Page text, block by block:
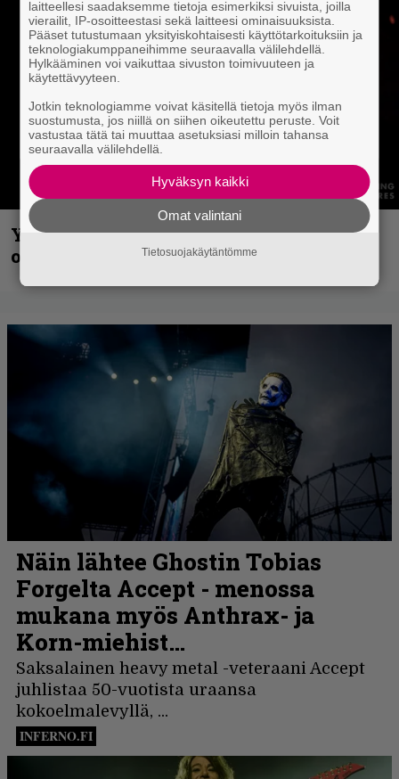
Yngwie Malmsteen iskee jälleen – Now
or Never -single tulevalta levyltä julki
laitteellesi saadaksemme tietoja esimerkiksi sivuista, joilla
vierailit, IP-osoitteestasi sekä laitteesi ominaisuuksista.
Pääset tutustumaan yksityiskohtaisesti käyttötarkoituksiin ja
teknologiakumppaneihimme seuraavalla välilehdellä.
Hylkääminen voi vaikuttaa sivuston toimivuuteen ja
käytettävyyteen.
Jotkin teknologiamme voivat käsitellä tietoja myös ilman
suostumusta, jos niillä on siihen oikeutettu peruste. Voit
vastustaa tätä tai muuttaa asetuksiasi milloin tahansa
seuraavalla välilehdellä.
Hyväksyn kaikki
Omat valintani
Tietosuojakäytäntömme